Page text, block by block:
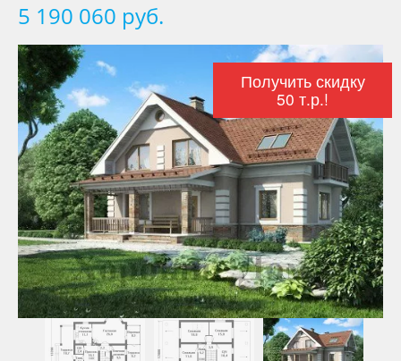
5 190 060 руб.
Получить скидку
50 т.р.!